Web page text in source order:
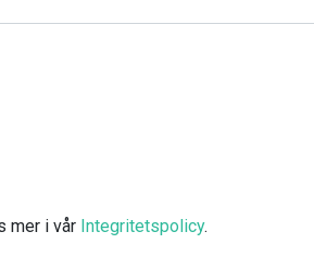
mer i vår Integritetspolicy.